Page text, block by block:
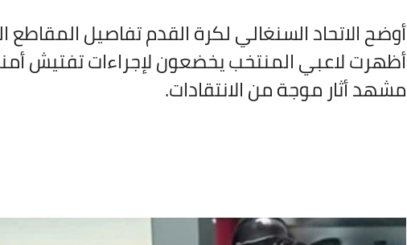
أوضح الاتحاد السنغالي لكرة القدم تفاصيل
أظهرت لاعبي المنتخب يخضعون لإجراءات تفتيش
مشهد أثار موجة من الانتقادات.